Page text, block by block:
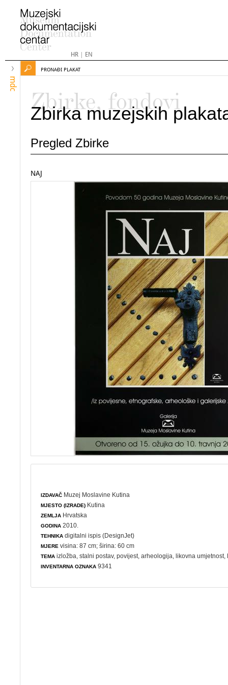
HR| EN
mdc
PRONAĐI PLAKAT
Zbirke, fondovi
Zbirka muzejskih
Pregled Zbirke
NAJ
IZDAVAČ Muzej Moslavine Kutina
MJESTO (IZRADE) Kutina
ZEMLJA Hrvatska
GODINA 2010.
TEHNIKA digitalni ispis (DesignJet)
MJERE visina: 87 cm; širina: 60 cm
TEMA izložba ,stalni postav,povijest ,arheologija ,likovna umjetnost
INVENTARNA OZNAKA 9341